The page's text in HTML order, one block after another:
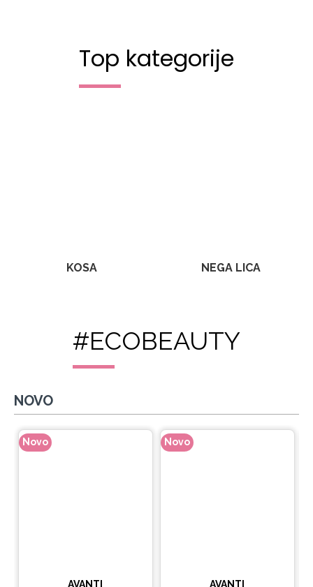
Top kategorije
KOSA NEGA LICA
#ECOBEAUTY
NOVO
Novo
AVANTI
Novo
AVANTI